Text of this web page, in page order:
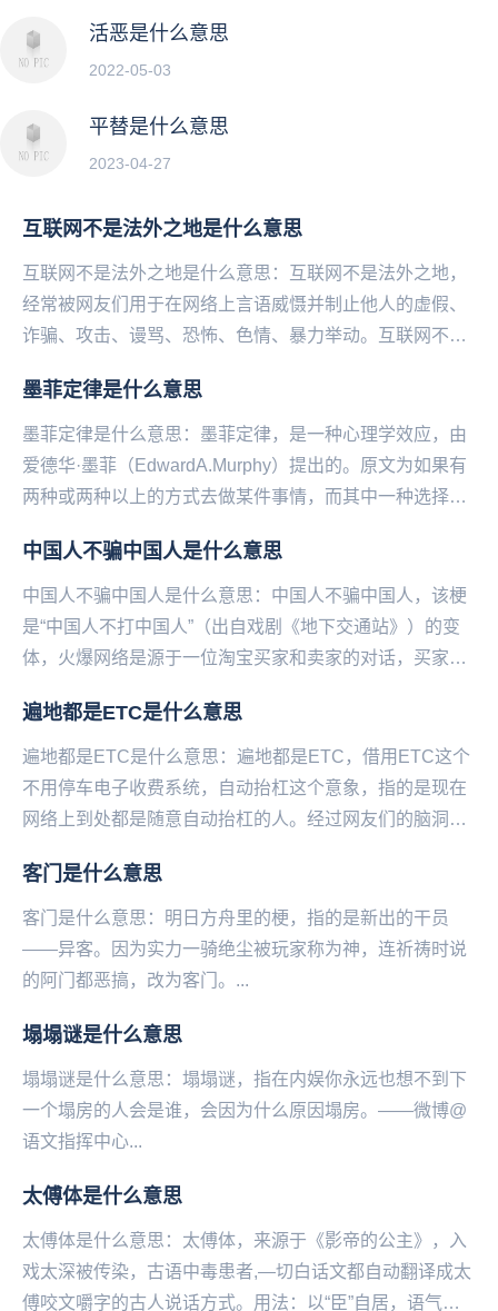
活恶是什么意思
2022-05-03
平替是什么意思
2023-04-27
互联网不是法外之地是什么意思
互联网不是法外之地是什么意思：互联网不是法外之地，
经常被网友们用于在网络上言语威慑并制止他人的虚假、
诈骗、攻击、谩骂、恐怖、色情、暴力举动。互联网不是
们...
墨菲定律是什么意思
墨菲定律是什么意思：墨菲定律，是一种心理学效应，由
爱德华·墨菲（EdwardA.Murphy）提出的。原文为如果有
两种或两种以上的方式去做某件事情，而其中一种选择方
中国人不骗中国人是什么意思
中国人不骗中国人是什么意思：中国人不骗中国人，该梗
是“中国人不打中国人”（出自戏剧《地下交通站》）的变
体，火爆网络是源于一位淘宝买家和卖家的对话，买家害
遍地都是ETC是什么意思
遍地都是ETC是什么意思：遍地都是ETC，借用ETC这个
不用停车电子收费系统，自动抬杠这个意象，指的是现在
网络上到处都是随意自动抬杠的人。经过网友们的脑洞加
客门是什么意思
客门是什么意思：明日方舟里的梗，指的是新出的干员
——异客。因为实力一骑绝尘被玩‌‌‌‌‌‌‌‌‌‌‌‌‌家称为神，连祈祷时说
的阿门都恶搞，改为客门。...
塌塌谜是什么意思
塌塌谜是什么意思：塌塌谜，指在内娱你永远也想不到下
一个塌房的人会是谁，会因为什么原因塌房。——微博@
语文指挥中心...
太傅体是什么意思
太傅体是什么意思：太傅体，来源于《影帝的公主》，入
戏太深被传染，古语中毒患者,—切白话文都自动翻译成太
傅咬文嚼字的古人说话方式。用法：以“臣”自居，语气谦